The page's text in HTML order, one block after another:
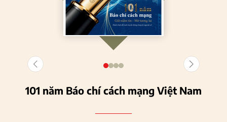
101 năm Báo chí cách mạng Việt Nam